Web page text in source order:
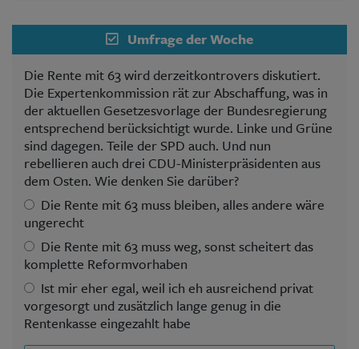
Umfrage der Woche
Die Rente mit 63 wird derzeitkontrovers diskutiert.
Die Expertenkommission rät zur Abschaffung, was in
der aktuellen Gesetzesvorlage der Bundesregierung
entsprechend berücksichtigt wurde. Linke und Grüne
sind dagegen. Teile der SPD auch. Und nun
rebellieren auch drei CDU-Ministerpräsidenten aus
dem Osten. Wie denken Sie darüber?
Die Rente mit 63 muss bleiben, alles andere wäre
ungerecht
Die Rente mit 63 muss weg, sonst scheitert das
komplette Reformvorhaben
Ist mir eher egal, weil ich eh ausreichend privat
vorgesorgt und zusätzlich lange genug in die
Rentenkasse eingezahlt habe